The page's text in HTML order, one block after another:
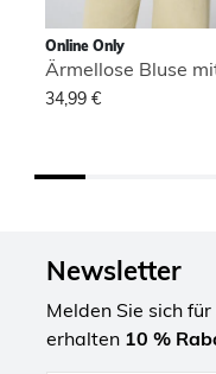
Online Only
34,99 €
Newsletter
Melden Sie sich
erhalten 10 %